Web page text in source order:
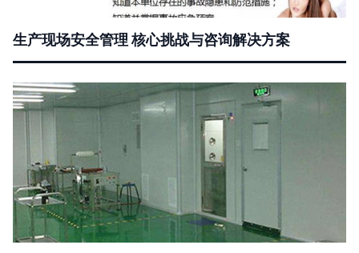
生产现场安全管理 核心挑战与咨询解决方案